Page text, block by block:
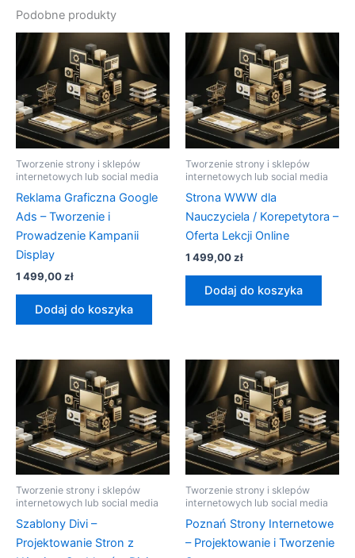
Podobne produkty
Tworzenie strony i sklepów
internetowych lub social media
Reklama Graficzna Google
Ads – Tworzenie i
Prowadzenie Kampanii
Display
1 499,00zł
Dodaj do koszyka
Tworzenie strony i sklepów
internetowych lub social media
Strona WWW dla
Nauczyciela / Korepetytora –
Oferta Lekcji Online
1 499,00zł
Dodaj do koszyka
Tworzenie strony i sklepów
internetowych lub social media
Szablony Divi –
Projektowanie Stron z
Tworzenie strony i sklepów
internetowych lub social media
Poznań Strony Internetowe
– Projektowanie i Tworzenie